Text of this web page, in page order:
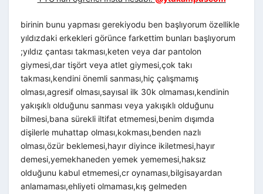
birinin bunu yapması gerekiyodu ben başlıyorum özellikle
yıldızdaki erkekleri görünce farkettim bunları başlıyorum
;yıldız çantası takması,keten veya dar pantolon
giymesi,dar tişört veya atlet giymesi,çok takı
takması,kendini önemli sanması,hiç çalışmamış
olması,agresif olması,sayısal ilk 30k olmaması,kendinin
yakışıklı olduğunu sanması veya yakışıklı olduğunu
bilmesi,bana sürekli iltifat etmemesi,benim dışımda
dişilerle muhattap olması,kokması,benden nazlı
olması,özür beklemesi,hayır diyince ikiletmesi,hayır
demesi,yemekhaneden yemek yememesi,haksız
olduğunu kabul etmemesi,cr oynaması,bilgisayardan
anlamaması,ehliyeti olmaması,kış gelmeden